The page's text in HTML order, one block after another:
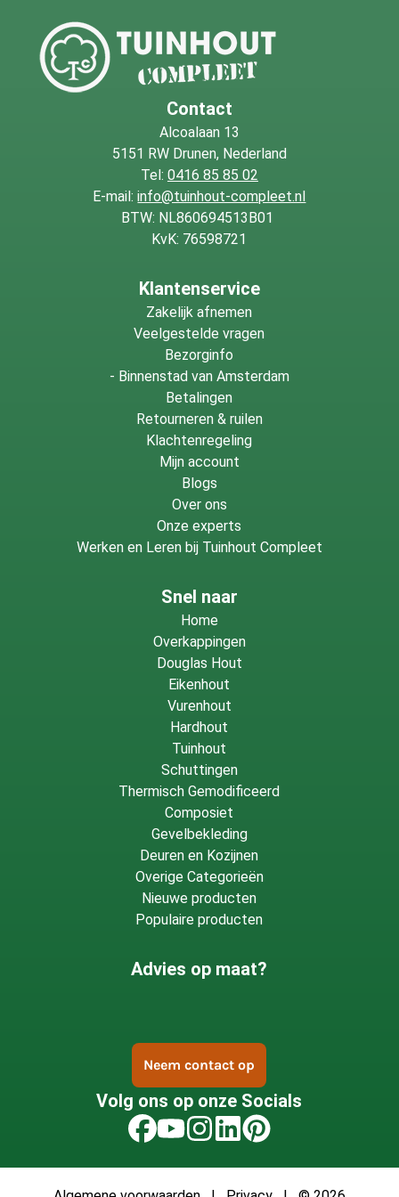
zodat de deur straks prettig en vrij kan bewegen.
Contact
Alcoalaan 13
5151 RW Drunen, Nederland
Tel: 0416 85 85 02
E-mail:info@tuinhout-compleet.nl
BTW: NL860694513B01
KvK: 76598721
Klantenservice
Zakelijk afnemen
Veelgestelde vragen
Bezorginfo
- Binnenstad van Amsterdam
Betalingen
Retourneren & ruilen
Klachtenregeling
Mijn account
Blogs
Over ons
Onze experts
Werken en Leren bij Tuinhout Compleet
Snel naar
Home
Overkappingen
Douglas Hout
Eikenhout
Vurenhout
Hardhout
Tuinhout
Schuttingen
Thermisch Gemodificeerd
Composiet
Gevelbekleding
Deuren en Kozijnen
Overige Categorieën
Nieuwe producten
Populaire producten
Advies op maat?
Neem contact op
Volg ons op onze Socials